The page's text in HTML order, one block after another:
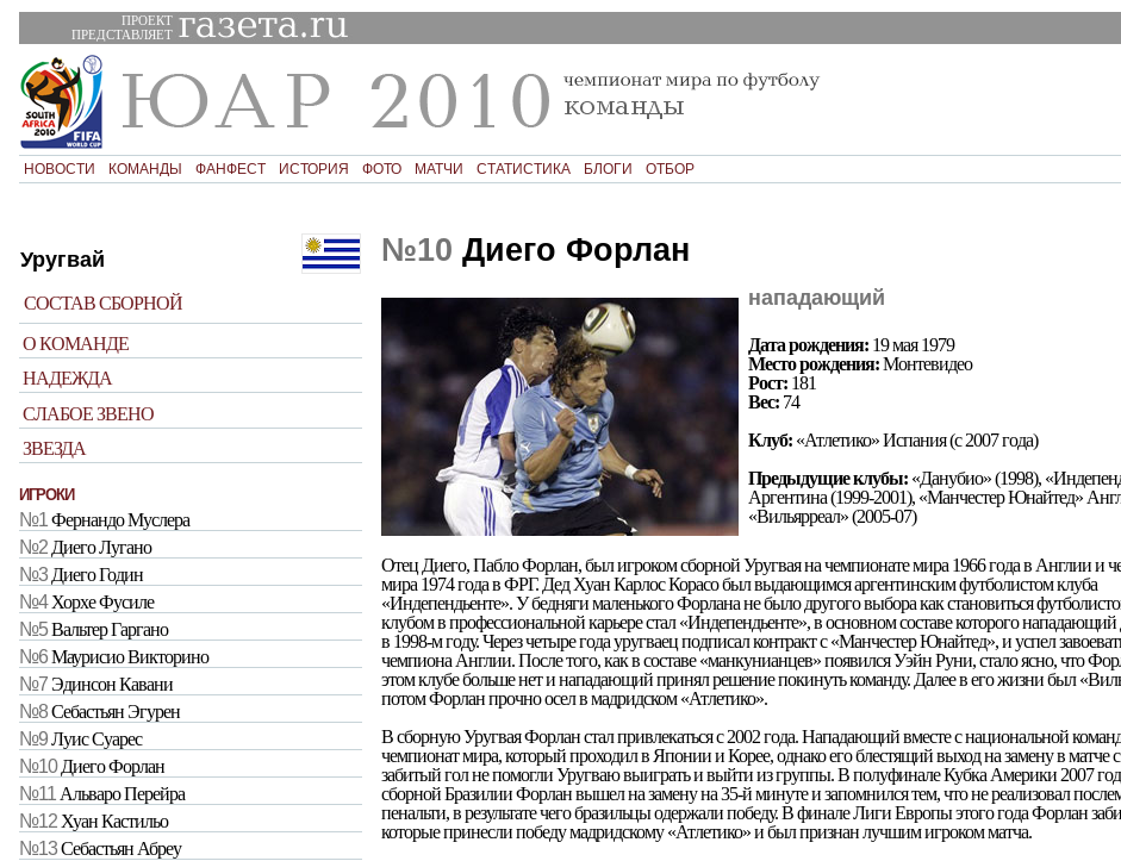
ПРОЕКТ
ПРЕДСТАВЛЯЕТ
НОВОСТИ КОМАНДЫ ФАНФЕСТ ИСТОРИЯ ФОТО МАТЧИ СТАТИСТИКА БЛОГИ ОТБОР
Уругвай
СОСТАВ СБОРНОЙ
О КОМАНДЕ
НАДЕЖДА
СЛАБОЕ ЗВЕНО
ЗВЕЗДА
ИГРОКИ
№1Фернандо Муслера
№2 Диего Лугано
№3 Диего Годин
№4 Хорхе Фусиле
№5Вальтер Гаргано
№6Маурисио Викторино
№7Эдинсон Кавани
№8Себастьян Эгурен
№9Луис Суарес
№10 Диего Форлан
№11 Альваро Перейра
№12 Хуан Кастильо
№13Себастьян Абреу
№10 Диего Форлан
нападающий
Дата рождения: 19 мая 1979
Место рождения:Монтевидео
Рост: 181
Вес: 74
Клуб: «Атлетико» Испания (с 2007 года)
Предыдущие клубы: «Данубио» (1998),
Аргентина (1999-2001), «Манчестер Юнайтед»
«Вильярреал» (2005-07)
Отец Диего, Пабло Форлан, был игроком сборной Уругвая на чемпионате мира 1966 года в Англии и
мира 1974 года в ФРГ. Дед Хуан Карлос Корасо был выдающимся аргентинским футболистом клуба
«Индепендьенте». У бедняги маленького Форлана не было другого выбора как становиться
клубом в профессиональной карьере стал «Индепендьенте», в основном составе которого
в 1998-м году. Через четыре года уругваец подписал контракт с «Манчестер Юнайтед», и успел
чемпиона Англии. После того, как в составе «манкунианцев» появился Уэйн Руни, стало ясно, что
этом клубе больше нет и нападающий принял решение покинуть команду. Далее в его жизни был
потом Форлан прочно осел в мадридском «Атлетико».
В сборную Уругвая Форлан стал привлекаться с 2002 года. Нападающий вместе с национальной
чемпионат мира, который проходил в Японии и Корее, однако его блестящий выход на замену в матче
забитый гол не помогли Уругваю выиграть и выйти из группы. В полуфинале Кубка Америки 2007
сборной Бразилии Форлан вышел на замену на 35-й минуте и запомнился тем, что не реализовал
пенальти, в результате чего бразильцы одержали победу. В финале Лиги Европы этого года Форлан
которые принесли победу мадридскому «Атлетико» и был признан лучшим игроком матча.